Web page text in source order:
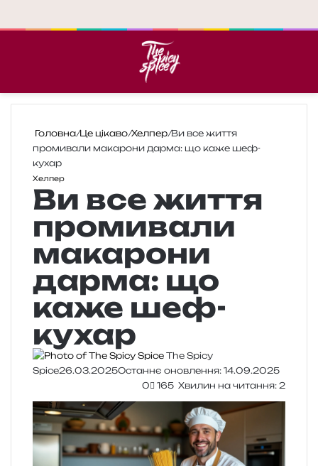
Головна/Це цікаво/Хелпер/Ви все життя
промивали макарони дарма: що каже шеф-
кухар
Хелпер
Ви все життя
промивали
макарони
дарма: що
каже шеф-
кухар
The Spicy
Spice26.03.2025Останнє оновлення: 14.09.2025
0
165 Хвилин на читання: 2